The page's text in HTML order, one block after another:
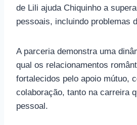
de Lili ajuda Chiquinho a
pessoais, incluindo problemas
A parceria demonstra uma
qual os relacionamentos
fortalecidos pelo apoio mútuo,
colaboração, tanto na carreira
pessoal.